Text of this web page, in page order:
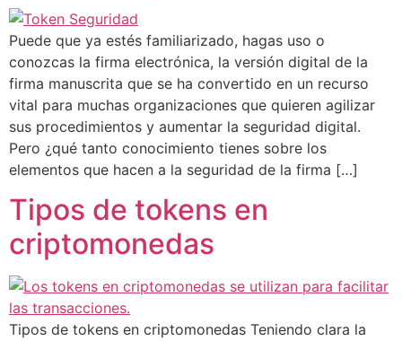
Puede que ya estés familiarizado, hagas uso o
conozcas la firma electrónica, la versión digital de la
firma manuscrita que se ha convertido en un recurso
vital para muchas organizaciones que quieren agilizar
sus procedimientos y aumentar la seguridad digital.
Pero ¿qué tanto conocimiento tienes sobre los
elementos que hacen a la seguridad de la firma […]
Tipos de tokens en
criptomonedas
Tipos de tokens en criptomonedas Teniendo clara la